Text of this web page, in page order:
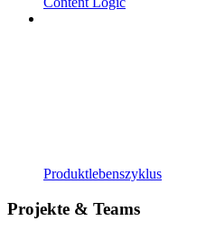
Produktlebenszyklus
Projekte & Teams